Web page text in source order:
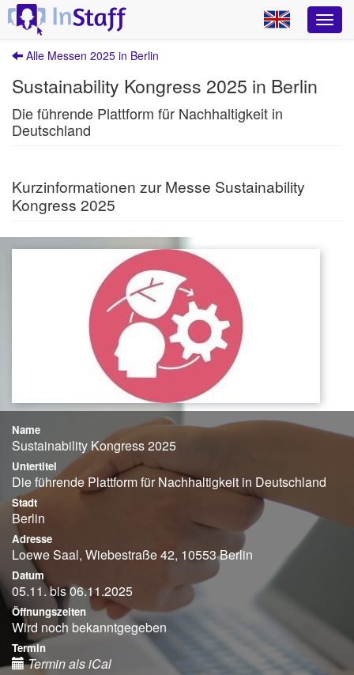
Alle Messen 2025 in Berlin
Sustainability Kongress 2025 in Berlin
Die führende Plattform für Nachhaltigkeit in
Deutschland
Kurzinformationen zur Messe Sustainability
Kongress 2025
Name
Sustainability Kongress 2025
Untertitel
Die führende Plattform für Nachhaltigkeit in Deutschland
Stadt
Berlin
Adresse
Loewe Saal, Wiebestraße 42, 10553 Berlin
Datum
05.11. bis 06.11.2025
Öffnungszeiten
Wird noch bekanntgegeben
Termin
Termin als iCal